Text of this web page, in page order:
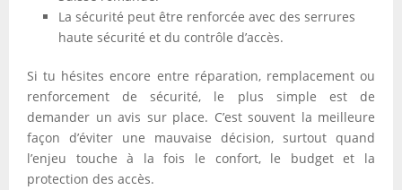
La sécurité peut être renforcée avec des serrures
haute sécurité et du contrôle d’accès.
Si tu hésites encore entre réparation, remplacement ou
renforcement de sécurité, le plus simple est de
demander un avis sur place. C’est souvent la meilleure
façon d’éviter une mauvaise décision, surtout quand
l’enjeu touche à la fois le confort, le budget et la
protection des accès.